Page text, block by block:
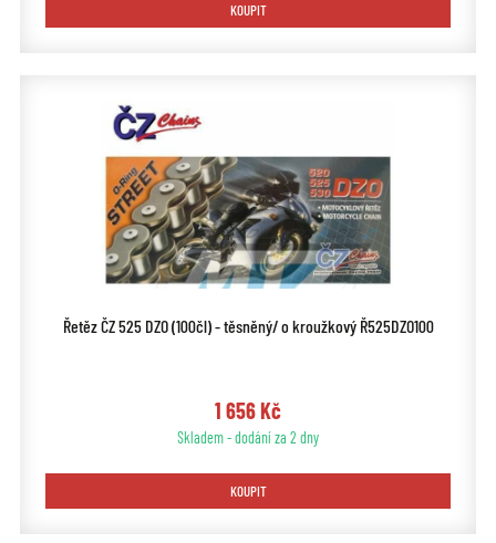
KOUPIT
Řetěz ČZ 525 DZO (100čl) - těsněný/ o kroužkový Ř525DZO100
1 656 Kč
Skladem - dodání za 2 dny
KOUPIT